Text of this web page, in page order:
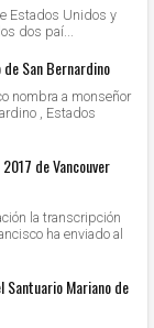
Estados Unidos y
dos paí...
San Bernardino
nombra a monseñor
, Estados
de Vancouver
la transcripción
ha enviado al
Santuario Mariano de